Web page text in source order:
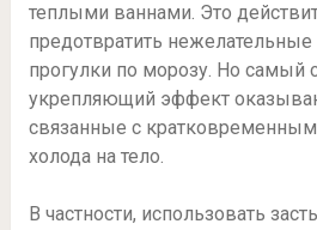
теплыми ваннами. Это
предотвратить нежелательные
прогулки по морозу. Но самый
укрепляющий эффект
связанные с
холода на тело.
В частности, использовать